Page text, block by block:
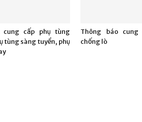
cung cấp phụ tùng
tùng sàng tuyển, phụ
Thông báo
chống lò